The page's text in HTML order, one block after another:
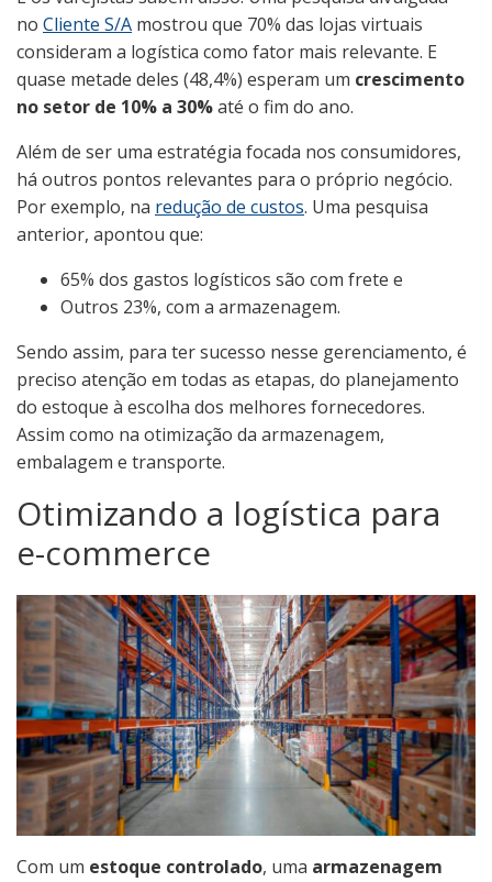
no Cliente S/A mostrou que 70% das lojas virtuais
consideram a logística como fator mais relevante. E
quase metade deles (48,4%) esperam um crescimento
no setor de 10% a 30%até o fim do ano.
Além de ser uma estratégia focada nos consumidores,
há outros pontos relevantes para o próprio negócio.
Por exemplo, na redução de custos. Uma pesquisa
anterior, apontou que:
65% dos gastos logísticos são com frete e
Outros 23%, com a armazenagem.
Sendo assim, para ter sucesso nesse gerenciamento, é
preciso atenção em todas as etapas, do planejamento
do estoque à escolha dos melhores fornecedores.
Assim como na otimização da armazenagem,
embalagem e transporte.
Otimizando a logística para
e-commerce
Com um estoque controlado, uma armazenagem